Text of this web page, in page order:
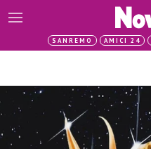
SANREMO AMICI 24